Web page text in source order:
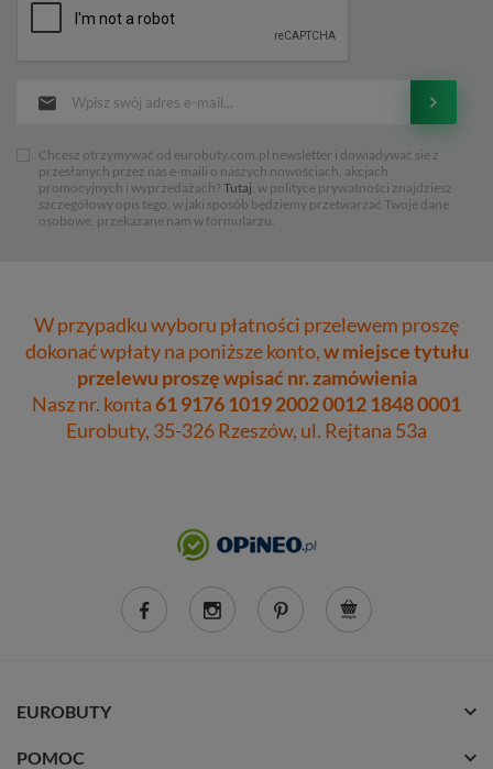
Chcesz otrzymywać od eurobuty.com.pl newsletter i dowiadywać sie z
przesłanych przez nas e-maili o naszych nowościach, akcjach
promocyjnych i wyprzedażach? Tutaj, w polityce prywatności znajdziesz
szczegółowy opis tego, w jaki sposób będziemy przetwarzać Twoje dane
osobowe, przekazane nam w formularzu.
W przypadku wyboru płatności przelewem proszę
dokonać wpłaty na poniższe konto,w miejsce tytułu
przelewu proszę wpisać nr. zamówienia
Nasz nr. konta61 9176 1019 2002 0012 1848 0001
Eurobuty, 35-326 Rzeszów, ul. Rejtana 53a
EUROBUTY
POMOC